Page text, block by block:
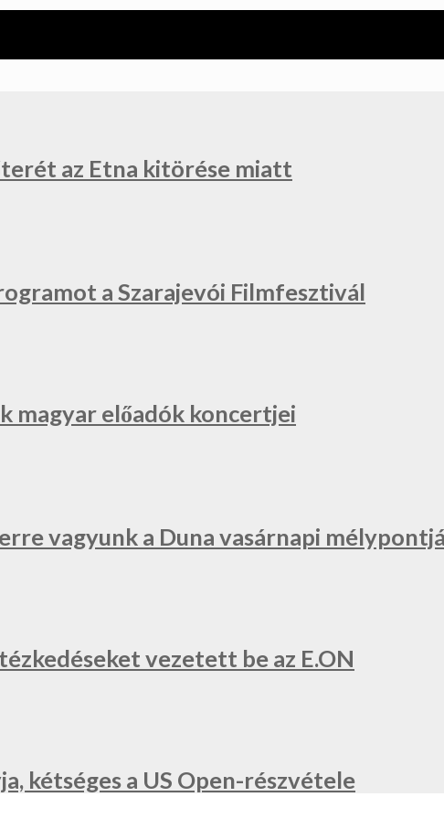
az Etna kitörése miatt
a Szarajevói Filmfesztivál
magyar előadók koncertjei
vagyunk a Duna vasárnapi
vezetett be az E.ON
kétséges a US Open-részvétele